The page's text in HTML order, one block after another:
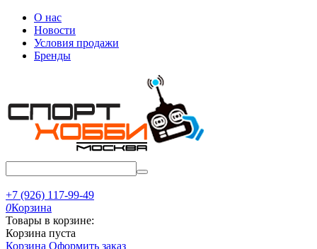
О нас
Новости
Условия продажи
Бренды
+7 (926) 117-99-49
0Корзина
Товары в корзине:
Корзина пуста
Корзина Оформить заказ